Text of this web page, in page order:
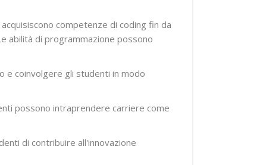
competenze di coding fin da
abilità di programmazione possono
e coinvolgere gli studenti in modo
possono intraprendere carriere come
di contribuire all'innovazione